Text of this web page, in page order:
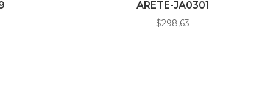
ARETE-JA0301
$298,63